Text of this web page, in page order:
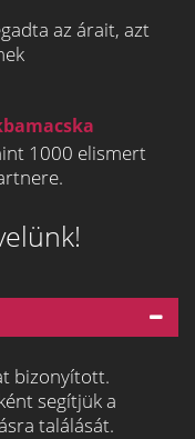
az árait, azt
1000 elismert
bizonyított.
segítjük a
találását.